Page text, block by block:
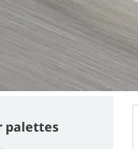
palettes